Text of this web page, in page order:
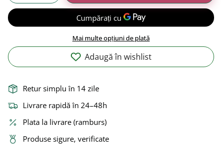
Mai multe opțiuni de plată
Adaugă în wishlist
Retur simplu în 14 zile
Livrare rapidă în 24–48h
Plata la livrare (ramburs)
Produse sigure, verificate